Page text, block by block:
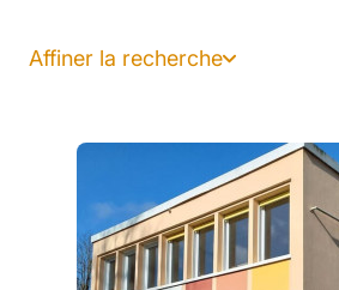
Affiner la recherche